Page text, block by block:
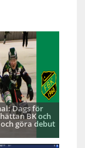
Dags för
BK och
göra debut